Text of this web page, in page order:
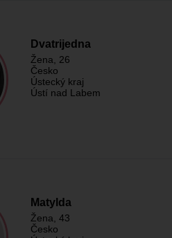
Dvatrijedna
Žena , 26
Česko
Ústecký kraj
Ústí nad Labem
Matylda
Žena , 43
Česko